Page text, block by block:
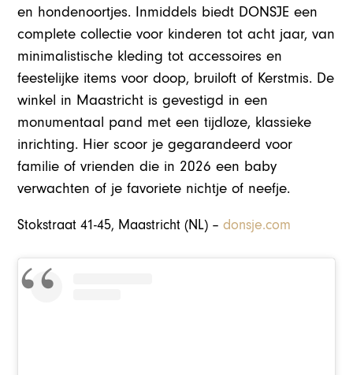
en hondenoortjes. Inmiddels biedt DONSJE een
complete collectie voor kinderen tot acht jaar, van
minimalistische kleding tot accessoires en
feestelijke items voor doop, bruiloft of Kerstmis. De
winkel in Maastricht is gevestigd in een
monumentaal pand met een tijdloze, klassieke
inrichting. Hier scoor je gegarandeerd voor
familie of vrienden die in 2026 een baby
verwachten of je favoriete nichtje of neefje.
Stokstraat 41-45, Maastricht (NL) –donsje.com